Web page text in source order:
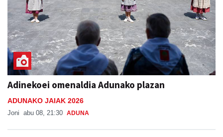
Adinekoei omenaldia Adunako plazan
ADUNAKO JAIAK 2026
Joni abu 08, 21:30 ADUNA